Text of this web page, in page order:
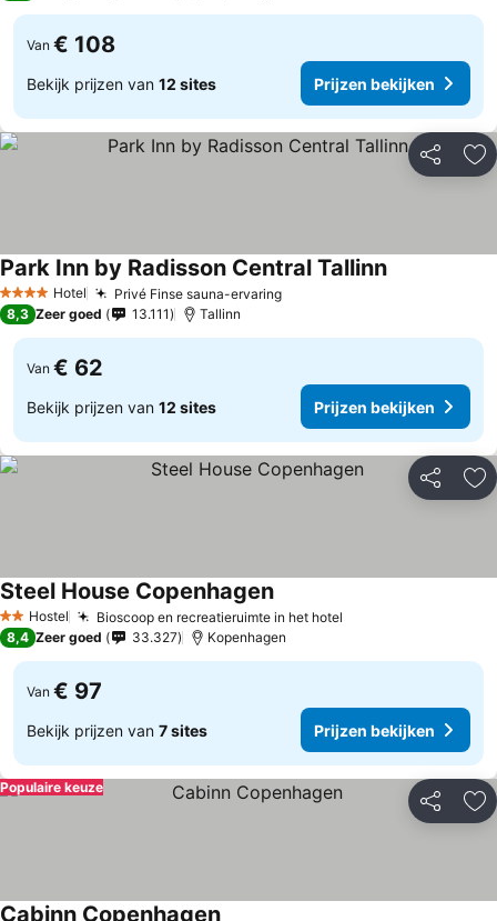
Van € 108
Bekijk prijzen van 12 sites Prijzen bekijken
Delen
4 SterrenHotel Privé Finse sauna-ervaring
Park Inn by Radisson Central Tallinn
8,3 Zeer goed 13.111 Tallinn
Van € 62
Bekijk prijzen van 12 sites Prijzen bekijken
Delen
2 Sterren
Hostel Bioscoop en recreatieruimte in het hotel
Steel House Copenhagen
8,4 Zeer goed 33.327 Kopenhagen
Van € 97
Bekijk prijzen van 7 sites Prijzen bekijken
Delen
Populaire keuze
Cabinn Copenhagen